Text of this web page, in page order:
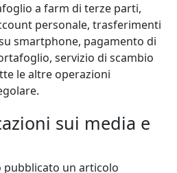
a farm di terze parti,
personale, trasferimenti
smartphone, pagamento di
servizio di scambio
le altre operazioni
sui media e
pubblicato un articolo